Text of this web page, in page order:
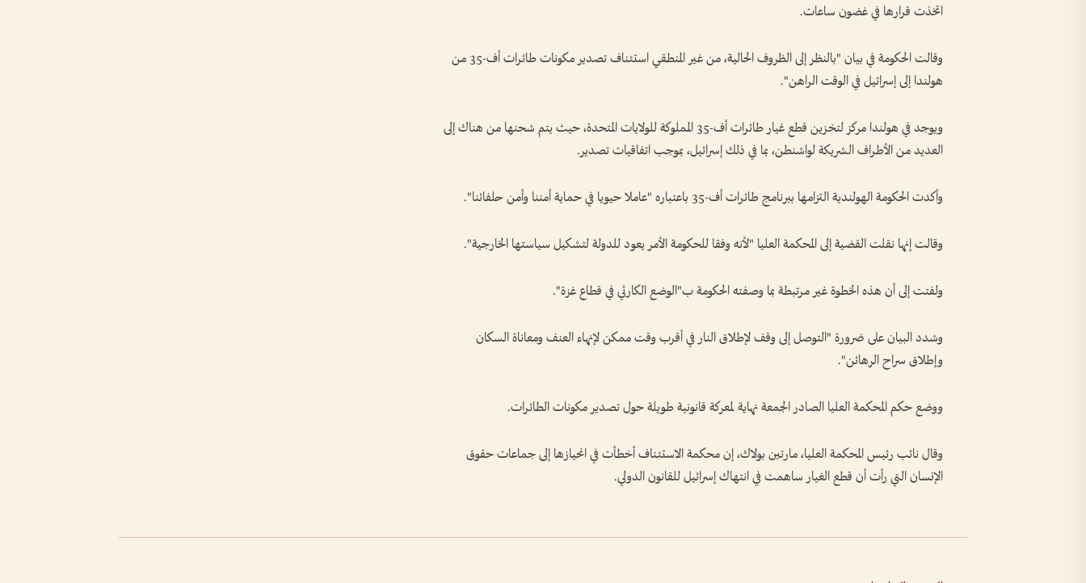
اتخذت قرارها في غضون ساعات.
وقالت الحكومة في بيان "بالنظر إلى الظروف الحالية، من غير المنطقي استئناف تصدير مكونات طائرات أف-35 من
هولندا إلى إسرائيل في الوقت الراهن".
ويوجد في هولندا مركز لتخزين قطع غيار طائرات أف-35 المملوكة للولايات المتحدة، حيث يتم شحنها من هناك إلى
العديد من الأطراف الشريكة لواشنطن، بما في ذلك إسرائيل، بموجب اتفاقيات تصدير.
وأكدت الحكومة الهولندية التزامها ببرنامج طائرات أف-35 باعتباره "عاملا حيويا في حماية أمننا وأمن حلفائنا".
وقالت إنها نقلت القضية إلى المحكمة العليا "لأنه وفقا للحكومة الأمر يعود للدولة لتشكيل سياستها الخارجية".
ولفتت إلى أن هذه الخطوة غير مرتبطة بما وصفته الحكومة ب"الوضع الكارثي في قطاع غزة".
وشدد البيان على ضرورة "التوصل إلى وقف لإطلاق النار في أقرب وقت ممكن لإنهاء العنف ومعاناة السكان
وإطلاق سراح الرهائن".
ووضع حكم المحكمة العليا الصادر الجمعة نهاية لمعركة قانونية طويلة حول تصدير مكونات الطائرات.
وقال نائب رئيس المحكمة العليا، مارتين بولاك، إن محكمة الاستئناف أخطأت في انحيازها إلى جماعات حقوق
الإنسان التي رأت أن قطع الغيار ساهمت في انتهاك إسرائيل للقانون الدولي.